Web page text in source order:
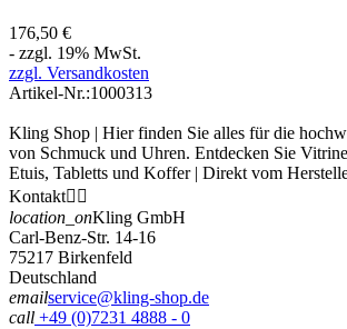
176,50 €
- zzgl. 19% MwSt.
zzgl. Versandkosten
Artikel-Nr.:1000313
Kling Shop | Hier finden Sie alles für die
von Schmuck und Uhren. Entdecken Sie
Etuis, Tabletts und Koffer | Direkt vom
Kontakt 
location_onKling GmbH
Carl-Benz-Str. 14-16
75217 Birkenfeld
Deutschland
emailservice@kling-shop.de
call +49 (0)7231 4888 - 0